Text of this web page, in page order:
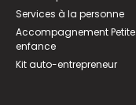
Services à la personne
Accompagnement Petite
enfance
Kit auto-entrepreneur